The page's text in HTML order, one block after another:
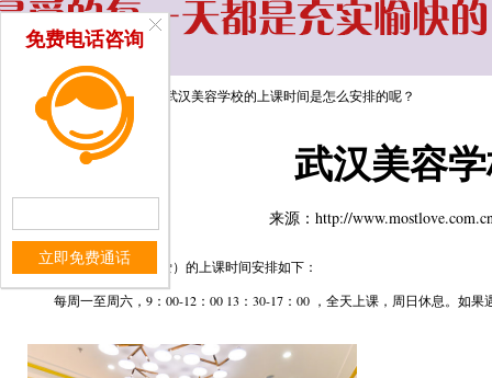
当前位置： 首页 招生问答 武汉美容学校的上课时间是怎么安排的呢？
武汉美容
来源：http://
武汉美容学校
（最爱）的上课时间安排如下：
每周一至周六，9：00-12：00 13：30-17：00 ，全天上课，周日休息。如
免费电话咨询
立即免费通话